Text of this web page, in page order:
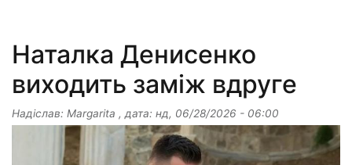
Наталка Денисенко
виходить заміж вдруге
Надіслав: Margarita , дата: нд, 06/28/2026 - 06:00